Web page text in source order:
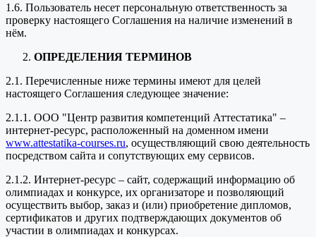
1.6. Пользователь несет персональную ответственность за
проверку настоящего Соглашения на наличие изменений в
нём.
ОПРЕДЕЛЕНИЯ ТЕРМИНОВ
2.1. Перечисленные ниже термины имеют для целей
настоящего Соглашения следующее значение:
2.1.1. ООО "Центр развития компетенций Аттестатика" –
интернет-ресурс, расположенный на доменном имени
www.attestatika-courses.ru, осуществляющий свою деятельность
посредством сайта и сопутствующих ему сервисов.
2.1.2. Интернет-ресурс – сайт, содержащий информацию об
олимпиадах и конкурсе, их организаторе и позволяющий
осуществить выбор, заказ и (или) приобретение дипломов,
сертификатов и других подтверждающих документов об
участии в олимпиадах и конкурсах.